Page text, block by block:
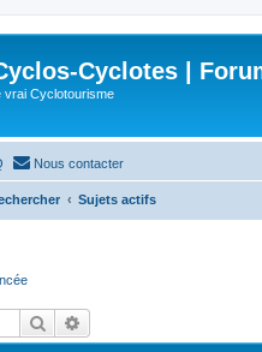
Cyclotes |
vrai Cyclotourisme
Nous contacter
Sujets actifs
Rechercher